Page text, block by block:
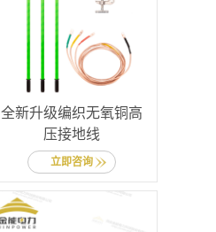
全新升级编织无氧铜高
压接地线
立即咨询